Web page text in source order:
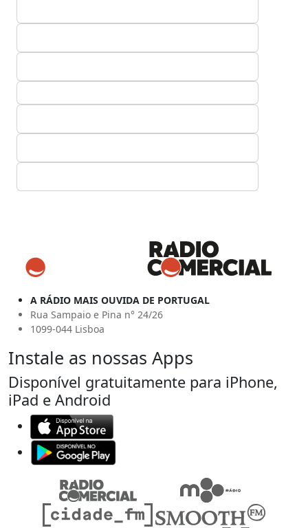
A RÁDIO MAIS OUVIDA DE PORTUGAL
Rua Sampaio e Pina n° 24/26
1099-044 Lisboa
Instale as nossas Apps
Disponível gratuitamente para iPhone,
iPad e Android